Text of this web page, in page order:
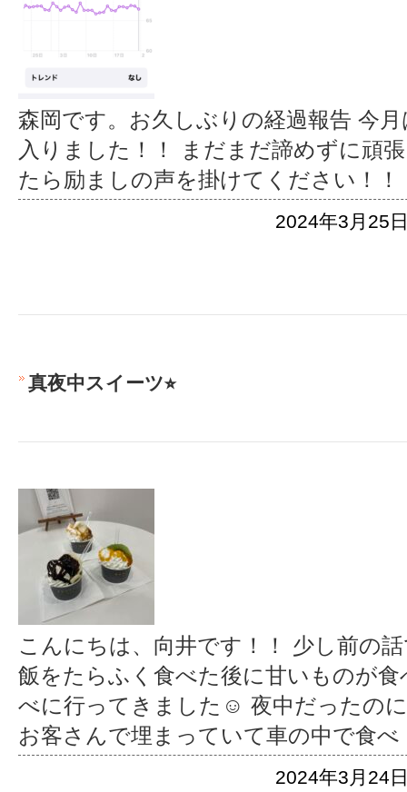
森岡です。お久しぶりの経過報告 今
入りました！！ まだまだ諦めずに頑
たら励ましの声を掛けてください！！
2024年3月25
真夜中スイーツ⭐︎
こんにちは、向井です！！ 少し前の
飯をたらふく食べた後に甘いものが
べに行ってきました☺︎ 夜中だったの
お客さんで埋まっていて車の中で食べ
2024年3月24